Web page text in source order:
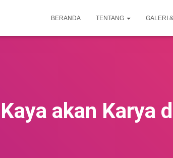
BERANDA TENTANG GALERI
akan Karya